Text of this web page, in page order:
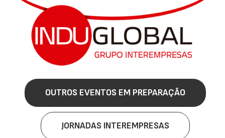
OUTROS EVENTOS EM PREPARAÇÃO
JORNADAS INTEREMPRESAS